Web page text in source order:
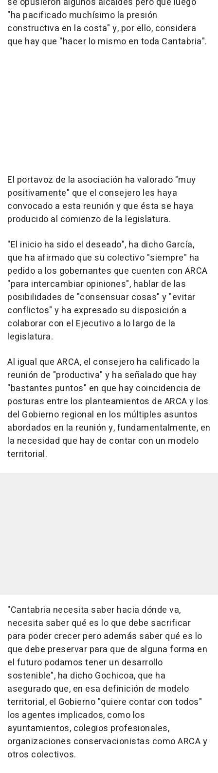
"ha pacificado muchísimo la presión
constructiva en la costa" y, por ello, considera
que hay que "hacer lo mismo en toda Cantabria".
El portavoz de la asociación ha valorado "muy
positivamente" que el consejero les haya
convocado a esta reunión y que ésta se haya
producido al comienzo de la legislatura.
"El inicio ha sido el deseado", ha dicho García,
que ha afirmado que su colectivo "siempre" ha
pedido a los gobernantes que cuenten con ARCA
"para intercambiar opiniones", hablar de las
posibilidades de "consensuar cosas" y "evitar
conflictos" y ha expresado su disposición a
colaborar con el Ejecutivo a lo largo de la
legislatura.
Al igual que ARCA, el consejero ha calificado la
reunión de "productiva" y ha señalado que hay
"bastantes puntos" en que hay coincidencia de
posturas entre los planteamientos de ARCA y los
del Gobierno regional en los múltiples asuntos
abordados en la reunión y, fundamentalmente, en
la necesidad que hay de contar con un modelo
territorial.
"Cantabria necesita saber hacia dónde va,
necesita saber qué es lo que debe sacrificar
para poder crecer pero además saber qué es lo
que debe preservar para que de alguna forma en
el futuro podamos tener un desarrollo
sostenible", ha dicho Gochicoa, que ha
asegurado que, en esa definición de modelo
territorial, el Gobierno "quiere contar con todos"
los agentes implicados, como los
ayuntamientos, colegios profesionales,
organizaciones conservacionistas como ARCA y
otros colectivos.